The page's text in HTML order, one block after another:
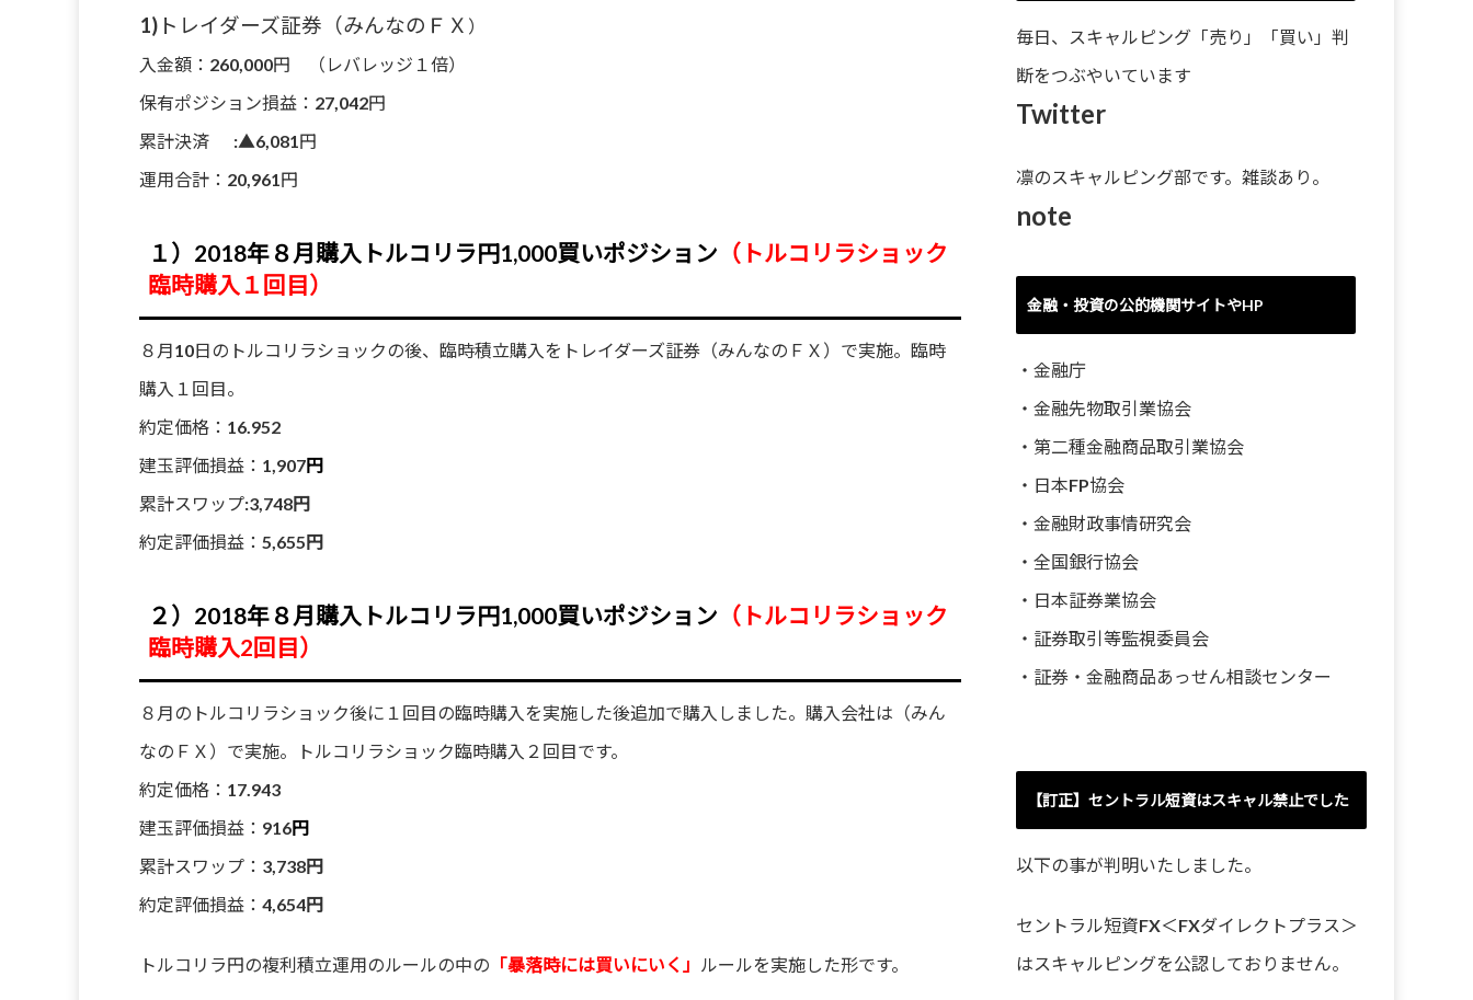
1)トレイダーズ証券（みんなのＦＸ ）
入金額：260,000円 （レバレッジ１倍）
保有ポジション損益：27,042円
累計決済 :▲6,081円
運用合計：20,961円
１）2018年８月購入トルコリラ円1,000買いポジション （トルコリラショック
臨時購入１回目）
８月10日のトルコリラショックの後、臨時積立購入をトレイダーズ証券（みんなのＦＸ）で実施。臨時
購入１回目。
約定価格： 16.952
建玉評価損益： 1,907円
累計スワップ:3,748円
約定評価損益： 5,655円
２）2018年８月購入トルコリラ円1,000買いポジション （トルコリラショック
臨時購入2回目）
８月のトルコリラショック後に１回目の臨時購入を実施した後追加で購入しました。購入会社は（みん
なのＦＸ）で実施。トルコリラショック臨時購入２回目です。
約定価格： 17.943
建玉評価損益： 916円
累計スワップ： 3,738円
約定評価損益： 4,654円
トルコリラ円の複利積立運用のルールの中の 「暴落時には買いにいく」 ルールを実施した形です。
毎日、スキャルピング「売り」「買い」判
断をつぶやいています
Twitter
凛のスキャルピング部です。雑談あり。
note
金融・投資の公的機関サイトやHP
・ 金融庁
・ 金融先物取引業協会
・ 第二種金融商品取引業協会
・ 日本FP協会
・ 金融財政事情研究会
・ 全国銀行協会
・ 日本証券業協会
・ 証券取引等監視委員会
・ 証券・金融商品あっせん相談センター
【訂正】セントラル短資はスキャル禁止でした
以下の事が判明いたしました。
セントラル短資FX＜FXダイレクトプラス＞
はスキャルピングを公認しておりません。